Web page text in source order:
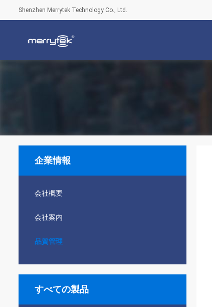
Shenzhen Merrytek Technology Co., Ltd.
企業情報
会社概要
会社案内
品質管理
すべての製品